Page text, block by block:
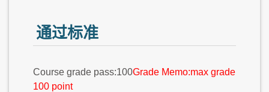
通过标准
Course grade pass:100Grade Memo:max grade
100 point